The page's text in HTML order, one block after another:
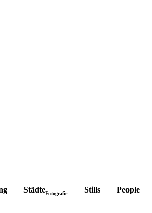
StädteFotografie Stills People